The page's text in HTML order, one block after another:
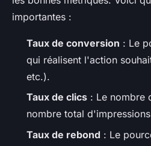
importantes :
Taux de conversion : Le
qui réalisent l'action
etc.).
Taux de clics : Le nombre
nombre total
Taux de rebond : Le